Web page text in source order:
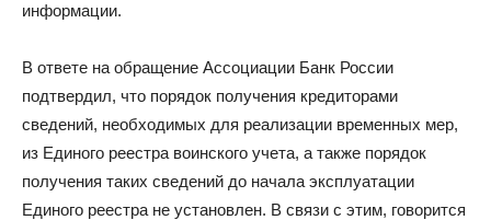
информации.
В ответе на обращение Ассоциации Банк России
подтвердил, что порядок получения кредиторами
сведений, необходимых для реализации временных мер,
из Единого реестра воинского учета, а также порядок
получения таких сведений до начала эксплуатации
Единого реестра не установлен. В связи с этим, говорится